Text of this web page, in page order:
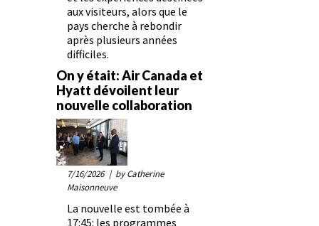
aux visiteurs, alors que le
pays cherche à rebondir
après plusieurs années
difficiles.
On y était: Air Canada et
Hyatt dévoilent leur
nouvelle collaboration
7/16/2026 | by Catherine
Maisonneuve
La nouvelle est tombée à
17:45: les programmes